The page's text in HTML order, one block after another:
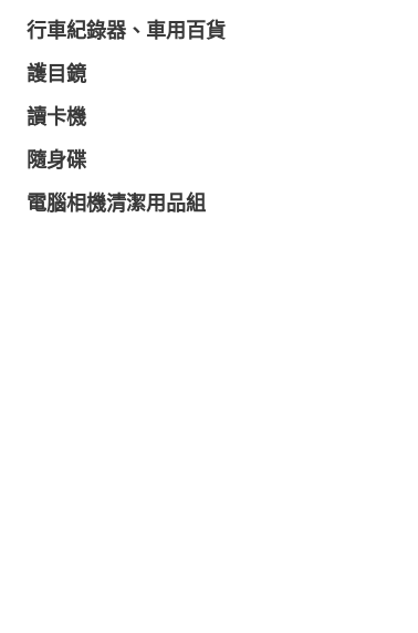
行車紀錄器、車用百貨
護目鏡
讀卡機
隨身碟
電腦相機清潔用品組